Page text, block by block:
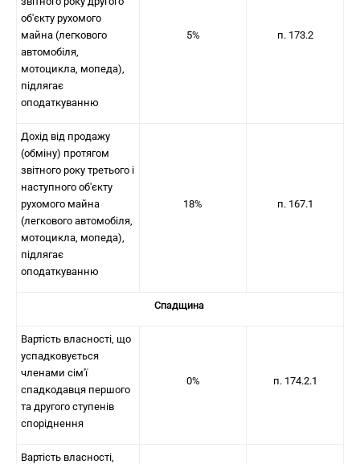
об'єкту рухомого
майна (легкового
автомобіля,
мотоцикла, мопеда),
підлягає
оподаткуванню
5% п. 173.2
Дохід від продажу
(обміну) протягом
звітного року третього і
наступного об'єкту
рухомого майна
(легкового автомобіля,
мотоцикла, мопеда),
підлягає
оподаткуванню
18% п. 167.1
Спадщина
Вартість власності, що
успадковується
членами сім'ї
спадкодавця першого
та другого ступенів
споріднення
0% п. 174.2.1
Вартість власності,